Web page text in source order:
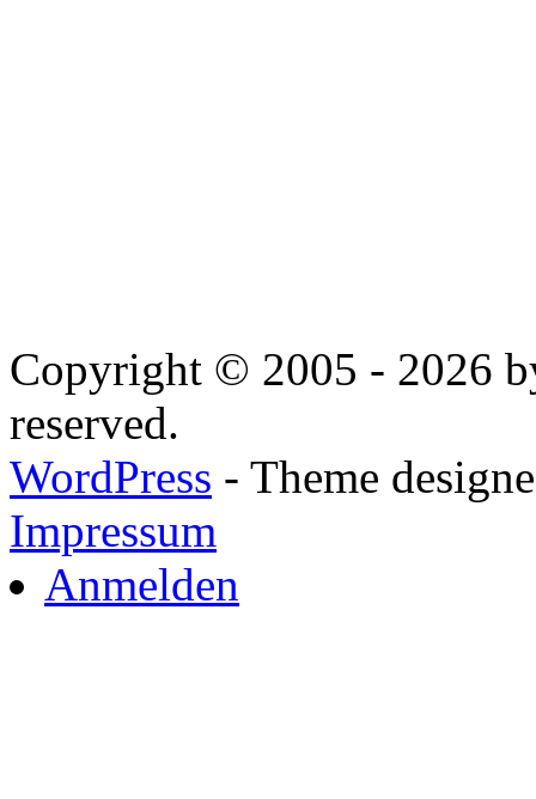
Copyright © 2005 - 2026
reserved.
WordPress - Theme
Impressum
Anmelden